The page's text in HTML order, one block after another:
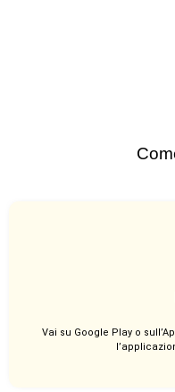
Vai su Google Play o